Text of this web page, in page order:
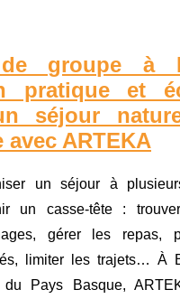
groupe à
pratique et
séjour
avec ARTEKA
un séjour à
un casse-tête :
gérer les repas,
limiter les trajets… À
Pays Basque,